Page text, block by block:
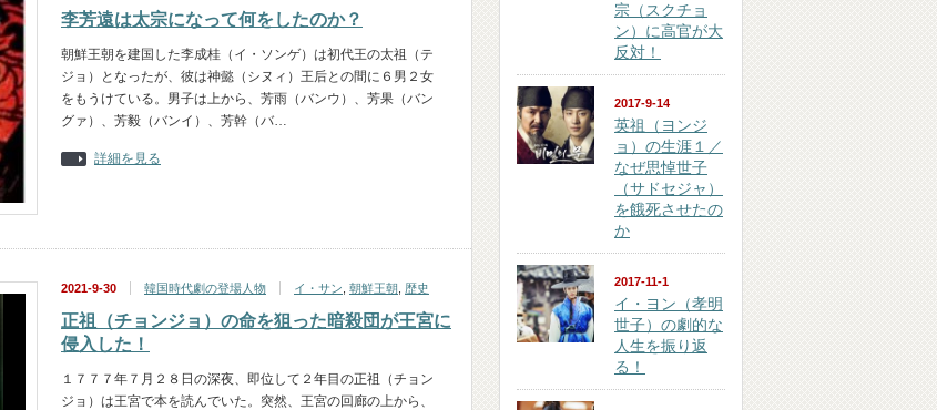
李芳遠は太宗になって何をしたのか？
朝鮮王朝を建国した李成桂（イ・ソンゲ）は初代王の太祖（テ
ジョ）となったが、彼は神懿（シヌィ）王后との間に６男２女
をもうけている。男子は上から、芳雨（バンウ）、芳果（バン
グァ）、芳毅（バンイ）、芳幹（バ…
詳細を見る
2021-9-30 韓国時代劇の登場人物 イ・サン 朝鮮王朝 歴史
正祖（チョンジョ）の命を狙った暗殺団が王宮に
侵入した！
１７７７年７月２８日の深夜、即位して２年目の正祖（チョン
ジョ）は王宮で本を読んでいた。突然、王宮の回廊の上から、
宗（スクチョ
ン）に高官が大
反対！
2017-9-14
英祖（ヨンジ
ョ）の生涯１／
なぜ思悼世子
（サドセジャ）
を餓死させたの
か
2017-11-1
イ・ヨン（孝明
世子）の劇的な
人生を振り返
る！